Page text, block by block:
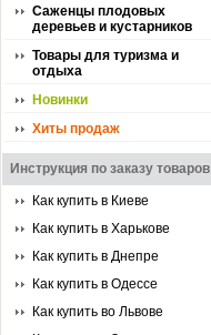
Саженцы плодовых
деревьев и кустарников
Товары для туризма и
отдыха
Новинки
Хиты продаж
Инструкция по заказу товаров
Как купить в Киеве
Как купить в Харькове
Как купить в Днепре
Как купить в Одессе
Как купить во Львове